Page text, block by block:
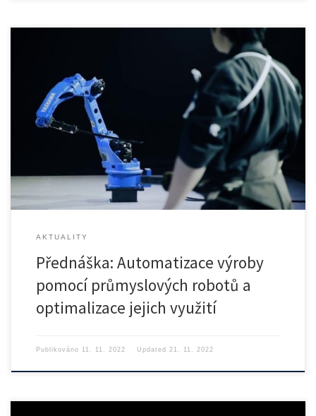
Přednáška se koná ve středu 16.11 od 16:00 v posluchárně […]
AKTUALITY
Přednáška: Automatizace výroby
pomocí průmyslových robotů a
optimalizace jejich využití
Publikováno 11. 11. 2022 Updated 21. 11. 2022